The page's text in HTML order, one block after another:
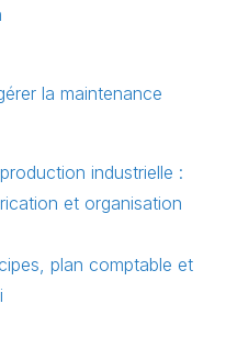
la maintenance
industrielle :
et organisation
plan comptable et